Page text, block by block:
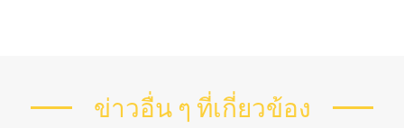
ข่าวอื่น ๆ ที่เกี่ยวข้อง